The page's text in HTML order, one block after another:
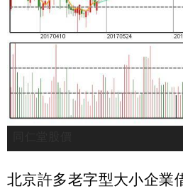
北京許多老字型大小企業